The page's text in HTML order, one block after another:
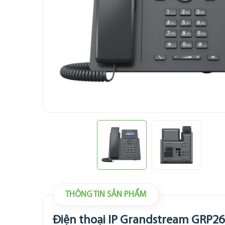
THÔNG TIN SẢN PHẨM
Điện thoại IP Grandstream